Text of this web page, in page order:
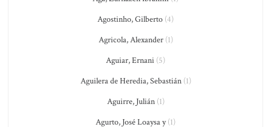
Agostinho, Gilberto (4)
Agricola, Alexander(1)
Aguiar, Ernani (5)
Aguilera de Heredia, Sebastián(1)
Aguirre, Julián(1)
Agurto, José Loaysa y(1)